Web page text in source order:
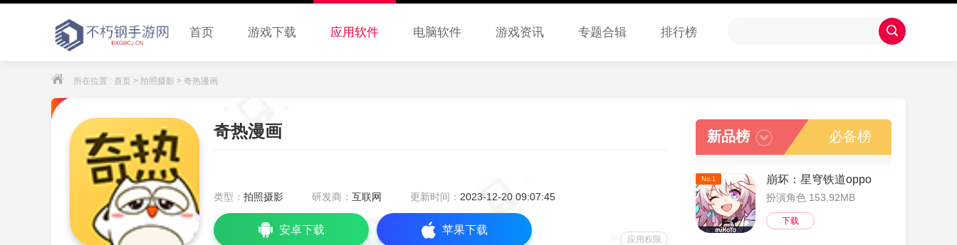
首页 游戏下载 应用软件 电脑软件 游戏资讯 专题合辑 排行榜
所在位置 : 首页 > 拍照摄影 > 奇热漫画
奇热漫画
类型： 拍照摄影 研发商： 互联网 更新时间： 2023-12-20 09:07:45
安卓下载 苹果下载
应用权限
新品榜 必备榜
No.1 崩坏：星穹铁道oppo
扮演角色 153.92MB
下载